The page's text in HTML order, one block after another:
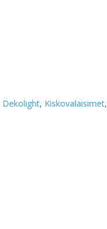
Dekolight, Kiskovalaisimet,